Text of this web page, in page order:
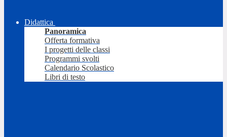
Didattica
Panoramica
Offerta formativa
I progetti delle classi
Programmi svolti
Calendario Scolastico
Libri di testo